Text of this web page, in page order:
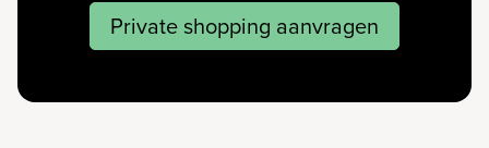
Private shopping aanvragen